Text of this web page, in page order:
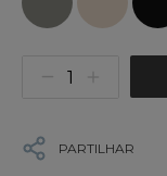
PARTILHAR